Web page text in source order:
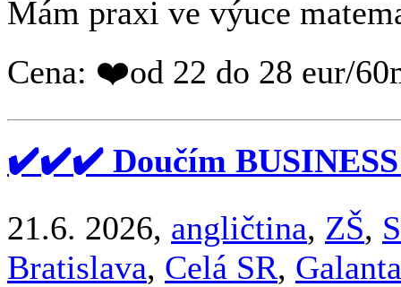
Mám praxi ve výuce
Cena: ❤️od 22 do 28 eur/
✔️✔️✔️ Doučím
21.6. 2026, angličtina, ZŠ,
Bratislava, Celá SR, Galanta